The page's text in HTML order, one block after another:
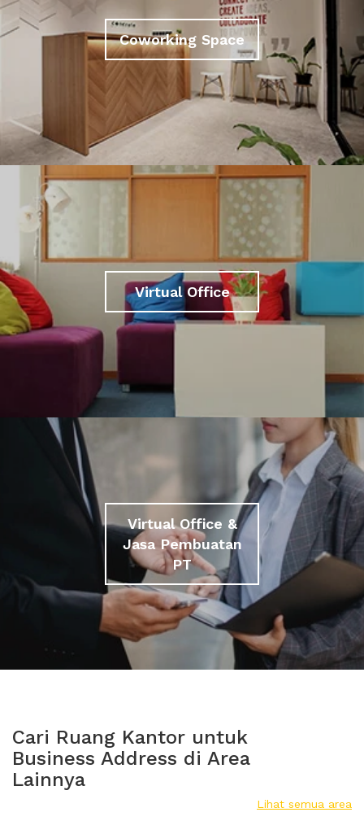
Coworking Space
Virtual Office
Virtual Office &
Jasa Pembuatan
PT
Cari Ruang Kantor untuk
Business Address di Area
Lainnya
Lihat semua area